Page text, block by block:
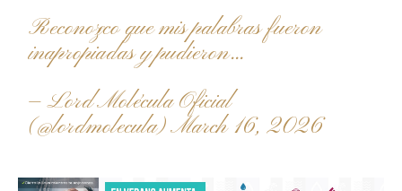
Reconozco que mis palabras fueron
inapropiadas y pudieron…
— Lord Molécula Oficial
(@lordmolecula)March 16, 2026